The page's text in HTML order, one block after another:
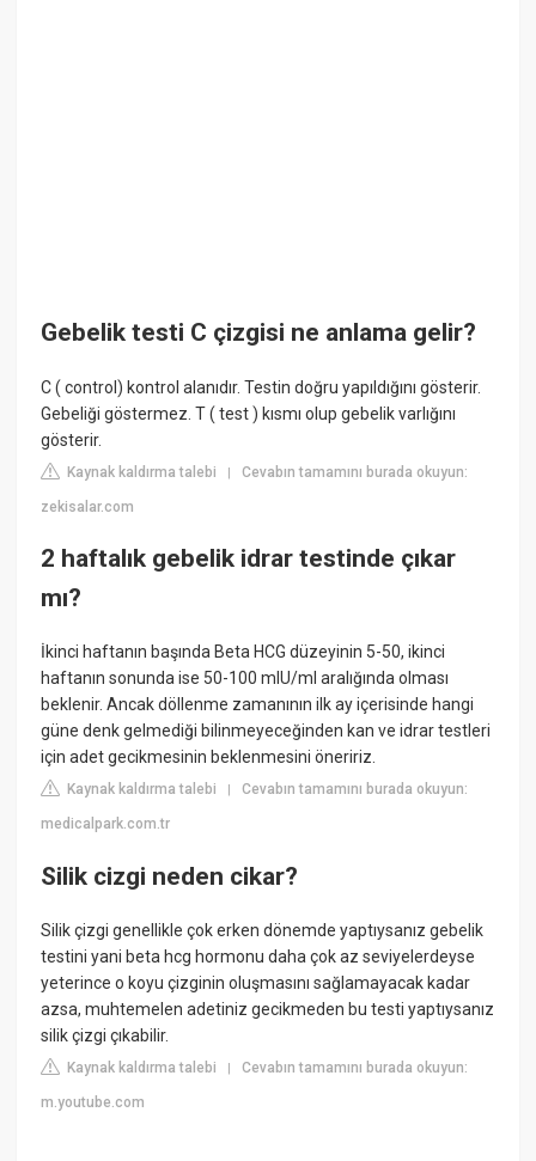
Gebelik testi C çizgisi ne anlama gelir?
C ( control) kontrol alanıdır. Testin doğru yapıldığını gösterir.
Gebeliği göstermez. T ( test ) kısmı olup gebelik varlığını
gösterir.
Kaynak kaldırma talebi |Cevabın tamamını burada okuyun:
zekisalar.com
2 haftalık gebelik idrar testinde çıkar
mı?
İkinci haftanın başında Beta HCG düzeyinin 5-50, ikinci
haftanın sonunda ise 50-100 mIU/ml aralığında olması
beklenir. Ancak döllenme zamanının ilk ay içerisinde hangi
güne denk gelmediği bilinmeyeceğinden kan ve idrar testleri
için adet gecikmesinin beklenmesini öneririz.
Kaynak kaldırma talebi |Cevabın tamamını burada okuyun:
medicalpark.com.tr
Silik cizgi neden cikar?
Silik çizgi genellikle çok erken dönemde yaptıysanız gebelik
testini yani beta hcg hormonu daha çok az seviyelerdeyse
yeterince o koyu çizginin oluşmasını sağlamayacak kadar
azsa, muhtemelen adetiniz gecikmeden bu testi yaptıysanız
silik çizgi çıkabilir.
Kaynak kaldırma talebi |Cevabın tamamını burada okuyun:
m.youtube.com